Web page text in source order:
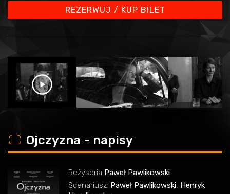
REZERWUJ / KUP BILET
o Ojczyzna - napisy
Reżyseria Paweł Pawlikowski
Scenariusz: Paweł Pawlikowski, Henryk